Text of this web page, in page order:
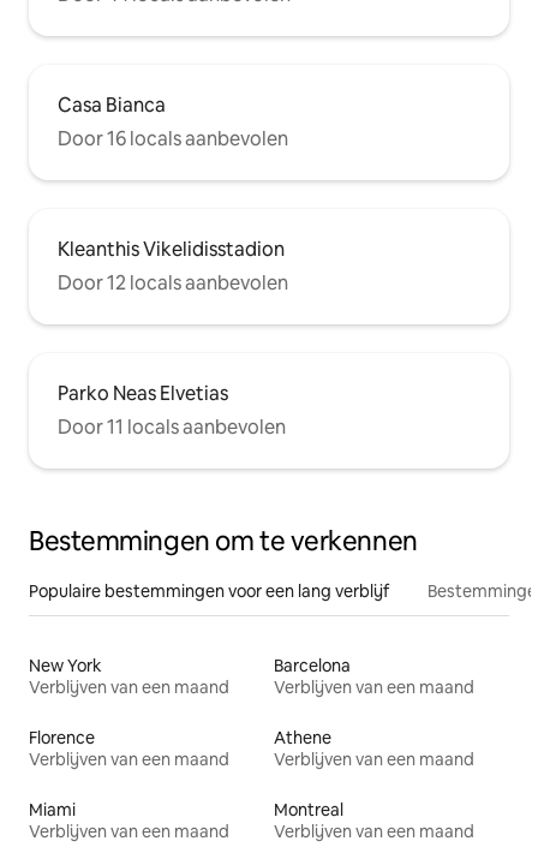
Casa Bianca
Door 16 locals aanbevolen
Kleanthis Vikelidisstadion
Door 12 locals aanbevolen
Parko Neas Elvetias
Door 11 locals aanbevolen
Bestemmingen om te verkennen
Populaire bestemmingen voor een lang verblijf
New York
Verblijven van een maand
Barcelona
Verblijven van een maand
Florence
Verblijven van een maand
Athene
Verblijven van een maand
Miami
Verblijven van een maand
Montreal
Verblijven van een maand